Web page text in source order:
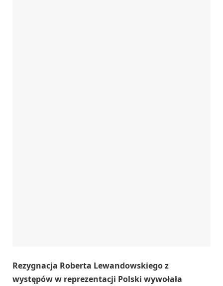
Rezygnacja Roberta Lewandowskiego z
występów w reprezentacji Polski wywołała